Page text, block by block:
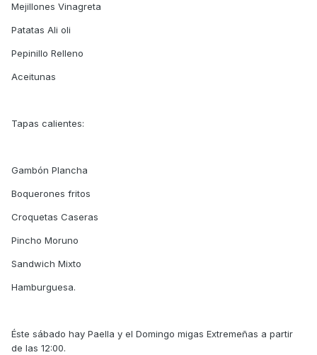
Mejillones Vinagreta
Patatas Ali oli
Pepinillo Relleno
Aceitunas
Tapas calientes:
Gambón Plancha
Boquerones fritos
Croquetas Caseras
Pincho Moruno
Sandwich Mixto
Hamburguesa.
Éste sábado hay Paella y el Domingo migas Extremeñas a partir
de las 12:00.